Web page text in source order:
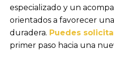
especializado y un
orientados a favorecer
duradera. Puedes
primer paso hacia una